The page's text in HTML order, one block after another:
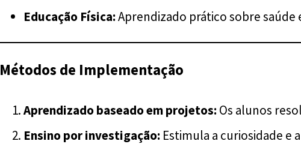
Educação Física:Aprendizado prático sobre saúde
Métodos de Implementação
Aprendizado baseado em projetos: Os alunos
Ensino por investigação: Estimula a curiosidade e